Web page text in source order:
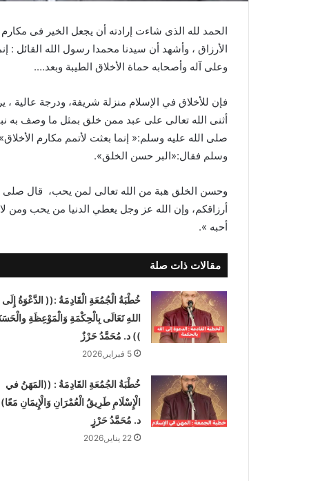
الحمد لله الذى شاءت إرادته أن يجعل الخير فى مكارم
الأرزاق ، وأشهد أن سيدنا محمدا رسول الله القائل
وعلى آله وأصحابه حماة الأخلاق الطيبة وبعد….
فإن للأخلاق في الإسلام منزلة شريفة، ودرجة عالية
أثنى الله تعالى على عبد ممن خلق بمثل ما وصف به
صلى الله عليه وسلم:« إنما بعثت لأتمم مكارم
وسلم فقال:«البر حسن الخلق».
وحسن الخلق هبة من الله تعالى لمن يحب، قال صلى
أرزاقكم، وإن الله عز وجل يعطي الدنيا من يحب ومن
أحبه ».
مقالات ذات صلة
خُطْبَةُ الْجُمُعَةِ الْقَادِمَةُ :(( الدَّعْوَةُ إِلَى
اللهِ تَعَالَى بِالْحِكْمَةِ وَالْمَوْعِظَةِ
)) د. مُحَمَّدُ حَرْزٌ
5 فبراير,2026
خُطْبَةُ الجُمُعَةِ القَادِمَةُ : ((المَهَنُ في
الْإِسْلَامِ طَرِيقُ الْعُمْرَانِ وَالْإِيمَانِ
د. مُحَمَّدُ حَرْزٍ
22 يناير,2026